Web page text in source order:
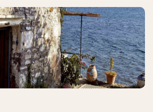
cheminées des fées créées par
voyage en Cappadoce et en Anatolie.
les villages troglodytes et les petites
au creux de ces vallées encaissées,
Cappadoce et en
également d'admirer des sites peu
comme la capitale Ankara qui
d'Ataturk, ou les étonnantes statues du